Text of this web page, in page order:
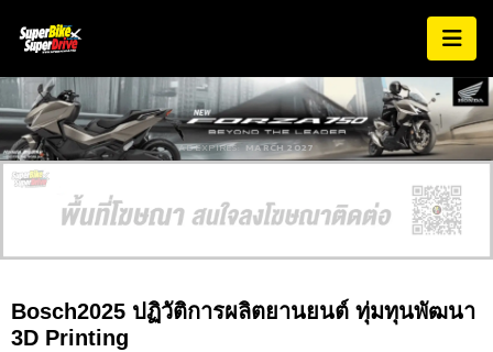
AD EXPIRES: MARCH 2027
Bosch2025 ปฏิวัติการผลิตยานยนต์ ทุ่มทุนพัฒนา
3D Printing